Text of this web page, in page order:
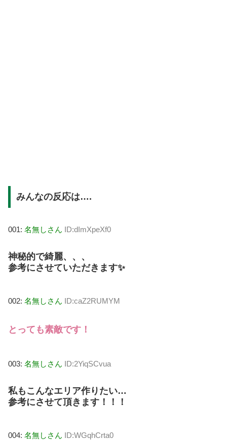
みんなの反応は….
001: 名無しさん ID:dImXpeXf0
神秘的で綺麗、、、
参考にさせていただきます✨
002: 名無しさん ID:caZ2RUMYM
とっても素敵です！
003: 名無しさん ID:2YiqSCvua
私もこんなエリア作りたい…
参考にさせて頂きます！！！
004: 名無しさん ID:WGqhCrta0